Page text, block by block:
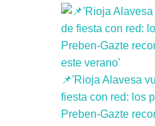
📌'Rioja Alavesa
fiesta con red: los
Preben-Gazte